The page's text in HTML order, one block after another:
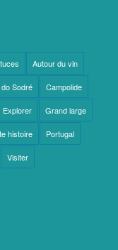
Autour du vin
Sodré Campolide
Explorer Grand large
histoire Portugal
Visiter